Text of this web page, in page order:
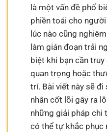
là một vấn đề phổ
phiền toái cho
lúc nào cũng
làm gián đoạn trải
biệt khi bạn cần
quan trọng hoặc
trí. Bài viết này sẽ đi
nhân cốt lõi gây ra
những giải pháp chi
có thể tự khắc phục